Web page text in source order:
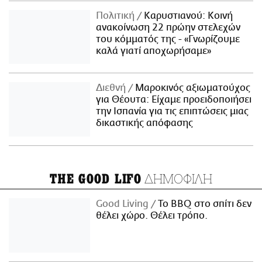
Πολιτική
Καρυστιανού: Κοινή
ανακοίνωση 22 πρώην στελεχών
του κόμματός της - «Γνωρίζουμε
καλά γιατί αποχωρήσαμε»
Διεθνή
Μαροκινός αξιωματούχος
για Θέουτα: Είχαμε προειδοποιήσει
την Ισπανία για τις επιπτώσεις μιας
δικαστικής απόφασης
THE GOOD LIFO ΔΗΜΟΦΙΛΗ
Good Living
Το BBQ στο σπίτι δεν
θέλει χώρο. Θέλει τρόπο.